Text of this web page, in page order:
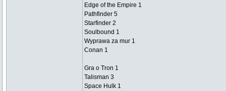
Edge of the Empire 1
Pathfinder 5
Starfinder 2
Soulbound 1
Wyprawa za mur 1
Conan 1
Gra o Tron 1
Talisman 3
Space Hulk 1